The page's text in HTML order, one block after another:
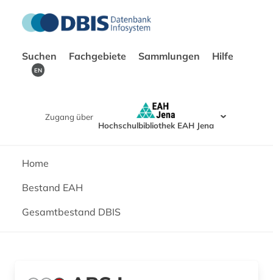
Suchen Fachgebiete Sammlungen Hilfe
EN
Zugang über
Hochschulbibliothek EAH Jena
Home
Bestand EAH
Gesamtbestand DBIS